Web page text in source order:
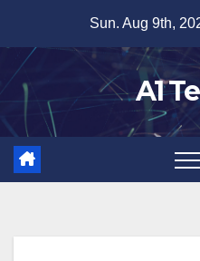
content
Sun. Aug 9th,
A1